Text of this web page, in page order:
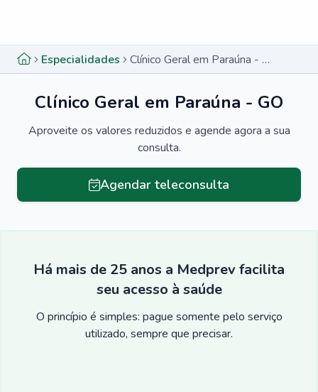
Especialidades Clínico Geral em Paraúna - GO
Clínico Geral em Paraúna - GO
Aproveite os valores reduzidos e agende agora a sua
consulta.
Agendar teleconsulta
Há mais de 25 anos a Medprev facilita
seu acesso à saúde
O princípio é simples: pague somente pelo serviço
utilizado, sempre que precisar.